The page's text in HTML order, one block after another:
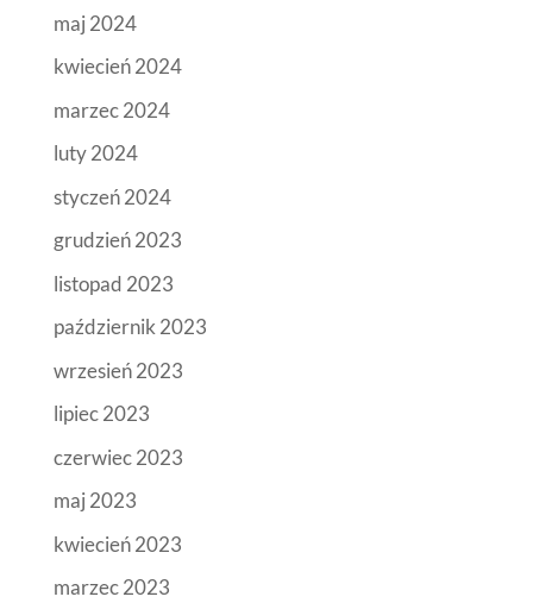
maj 2024
kwiecień 2024
marzec 2024
luty 2024
styczeń 2024
grudzień 2023
listopad 2023
październik 2023
wrzesień 2023
lipiec 2023
czerwiec 2023
maj 2023
kwiecień 2023
marzec 2023